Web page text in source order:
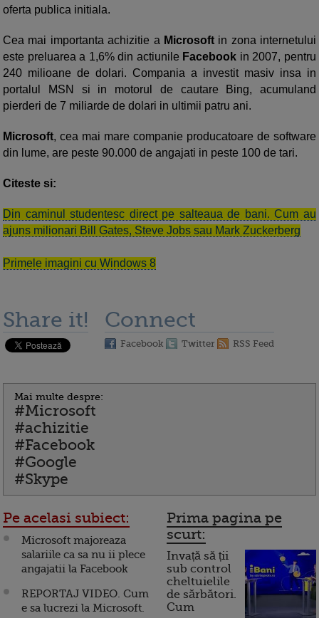
oferta publica initiala.
Cea mai importanta achizitie a Microsoftin zona internetului
este preluarea a 1,6% din actiunile Facebook in 2007, pentru
240 milioane de dolari. Compania a investit masiv insa in
portalul MSN si in motorul de cautare Bing, acumuland
pierderi de 7 miliarde de dolari in ultimii patru ani.
Microsoft, cea mai mare companie producatoare de software
din lume, are peste 90.000 de angajati in peste 100 de tari.
Citeste si:
Din caminul studentesc direct pe salteaua de bani. Cum au
ajuns milionari Bill Gates, Steve Jobs sau Mark Zuckerberg
Primele imagini cu Windows 8
Share it! Connect
Facebook Twitter RSS Feed
Mai multe despre:
#Microsoft
#achizitie
#Facebook
#Google
#Skype
Pe acelasi subiect:
Microsoft majoreaza
salariile ca sa nu ii plece
angajatii la Facebook
REPORTAJ VIDEO. Cum
e sa lucrezi la Microsoft.
Prima pagina pe
scurt:
Invață să ții
sub control
cheltuielile
de sărbători.
Cum